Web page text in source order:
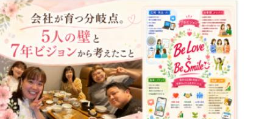
お問い合わせ